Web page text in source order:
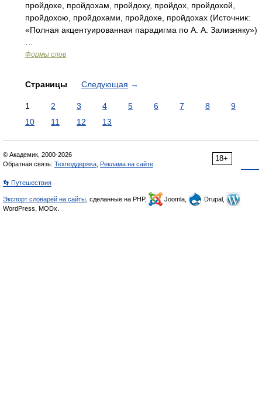
пройдохе, пройдохам, пройдоху, пройдох, пройдохой,
пройдохою, пройдохами, пройдохе, пройдохах (Источник:
«Полная акцентуированная парадигма по А. А. Зализняку»)
Формы слов
Страницы Следующая →
1 2 3 4 5 6 7 8
9
10
11 12 13
18+
© Академик, 2000-2026
Обратная связь: Техподдержка Реклама на сайте
👣 Путешествия
Экспорт словарей на сайты , сделанные на PHP, Joomla,
Drupal,
WordPress, MODx.